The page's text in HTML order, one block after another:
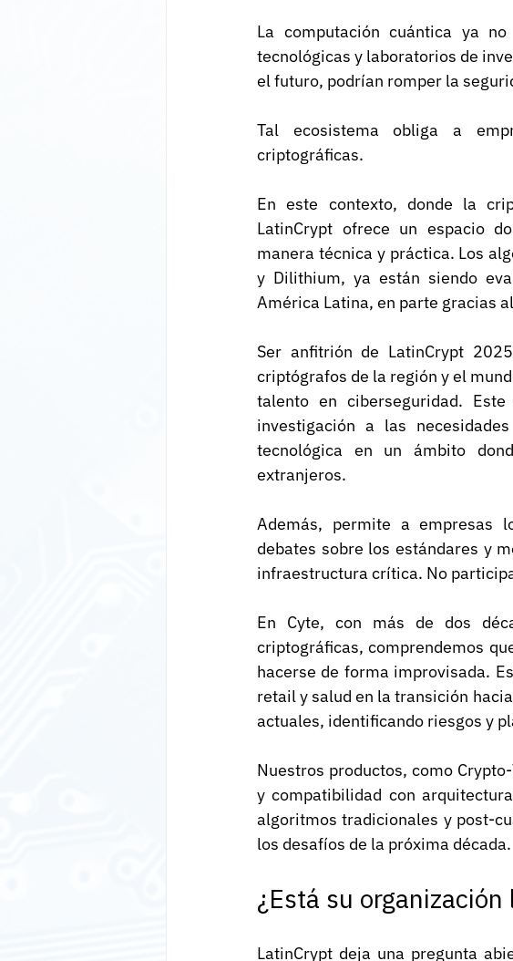
La computación cuántica ya
tecnológicas y laboratorios de
el futuro, podrían romper la
Tal ecosistema obliga a
criptográficas.
En este contexto, donde la
LatinCrypt ofrece un espacio
manera técnica y práctica. Los
y Dilithium, ya están siendo
América Latina, en parte gracias
Ser anfitrión de LatinCrypt
criptógrafos de la región y el
talento en ciberseguridad.
investigación a las
tecnológica en un ámbito
extranjeros.
Además, permite a empresas
debates sobre los estándares y
infraestructura crítica. No
En Cyte, con más de dos
criptográficas, comprendemos
hacerse de forma improvisada.
retail y salud en la transición
actuales, identificando riesgos y
Nuestros productos, como
y compatibilidad con
algoritmos tradicionales y post-
los desafíos de la próxima década.
¿Está su organización
LatinCrypt deja una pregunta